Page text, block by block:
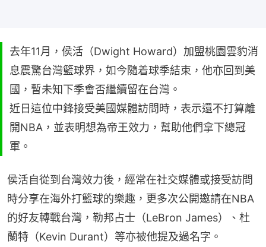
去年11月，侯活（Dwight Howard）加盟桃園雲豹消
息震驚台灣籃球界，如今隨着球季結束，他亦回到美
國，暫未知下季會否繼續留在台灣。
近日這位中鋒接受美國媒體訪問時，表示還不打算離
開NBA，並表明想為帝王效力，幫助他們拿下總冠
軍。
侯活自從到台灣效力後，經常在社交媒體或接受訪問
時分享在海外打籃球的樂趣，更多次公開邀請在NBA
的好友轉戰台灣，勒邦占士（LeBron James）、杜
蘭特（Kevin Durant）等亦被他提及過名字。